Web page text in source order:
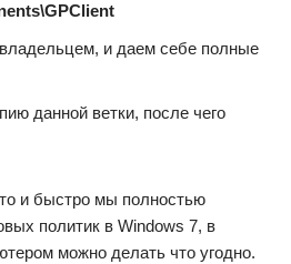
и даем себе полные
данной ветки, после чего
и быстро мы полностью
политик в Windows 7, в
можно делать что угодно.